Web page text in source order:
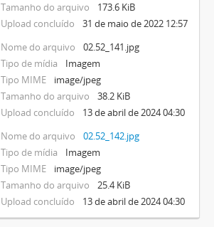
Tamanho do arquivo
173.6 KiB
Upload concluído
31 de maio de 2022 12:57
Nome do arquivo
02.52_141.jpg
Tipo de mídia
Imagem
Tipo MIME
image/jpeg
Tamanho do arquivo
38.2 KiB
Upload concluído
13 de abril de 2024 04:30
Nome do arquivo
02.52_142.jpg
Tipo de mídia
Imagem
Tipo MIME
image/jpeg
Tamanho do arquivo
25.4 KiB
Upload concluído
13 de abril de 2024 04:30